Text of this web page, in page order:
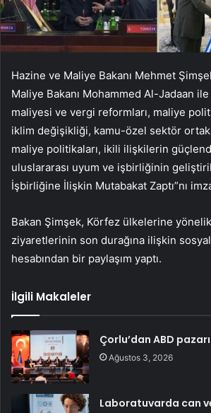
Hazine ve Maliye Bakanı Mehmet
Maliye Bakanı Mohammed Al-Jadaan
maliyesi ve vergi reformları, maliye
iklim değişikliği, kamu-özel sektör
maliye politikaları, ikili ilişkilerin
uluslararası uyum ve işbirliğinin
İşbirliğine İlişkin Mutabakat Zaptı”nı
Bakan Şimşek, Körfez ülkelerine
ziyaretlerinin son durağına ilişkin
hesabından bir paylaşım yaptı.
İlgili Makaleler
Çorlu’dan ABD
Ağustos 3, 2026
Laboratuvarda can